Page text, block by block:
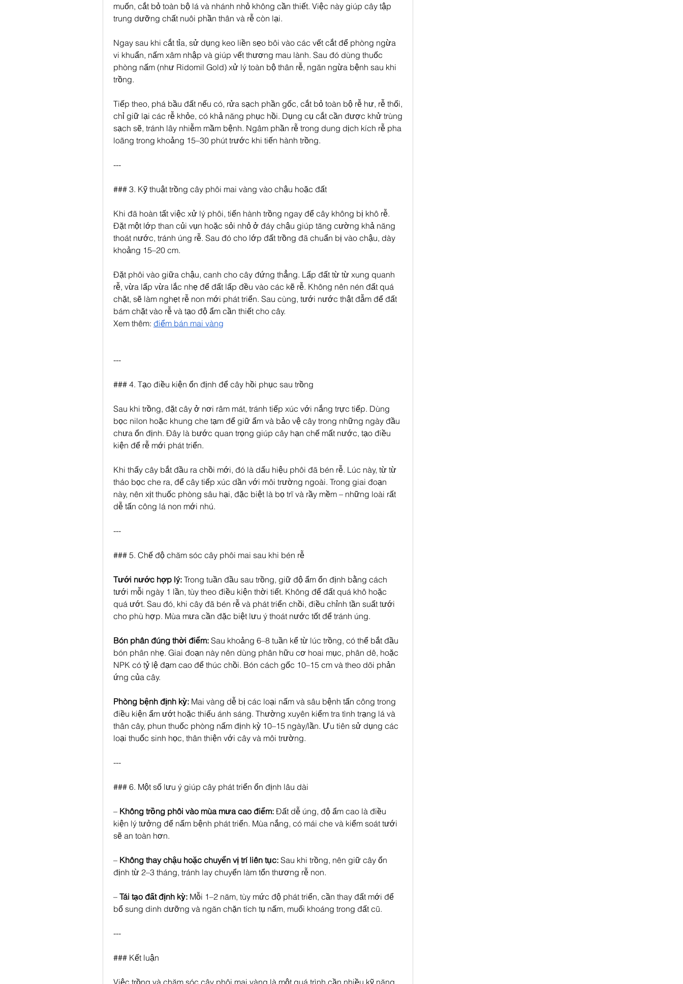
muốn, cắt bỏ toàn bộ lá và nhánh nhỏ không cần thiết. Việc này giúp cây tập
trung dưỡng chất nuôi phần thân và rễ còn lại.
Ngay sau khi cắt tỉa, sử dụng keo liền sẹo bôi vào các vết cắt để phòng ngừa
vi khuẩn, nấm xâm nhập và giúp vết thương mau lành. Sau đó dùng thuốc
phòng nấm (như Ridomil Gold) xử lý toàn bộ thân rễ, ngăn ngừa bệnh sau khi
trồng.
Tiếp theo, phá bầu đất nếu có, rửa sạch phần gốc, cắt bỏ toàn bộ rễ hư, rễ thối,
chỉ giữ lại các rễ khỏe, có khả năng phục hồi. Dụng cụ cắt cần được khử trùng
sạch sẽ, tránh lây nhiễm mầm bệnh. Ngâm phần rễ trong dung dịch kích rễ pha
loãng trong khoảng 15–30 phút trước khi tiến hành trồng.
---
### 3. Kỹ thuật trồng cây phôi mai vàng vào chậu hoặc đất
Khi đã hoàn tất việc xử lý phôi, tiến hành trồng ngay để cây không bị khô rễ.
Đặt một lớp than củi vụn hoặc sỏi nhỏ ở đáy chậu giúp tăng cường khả năng
thoát nước, tránh úng rễ. Sau đó cho lớp đất trồng đã chuẩn bị vào chậu, dày
khoảng 15–20 cm.
Đặt phôi vào giữa chậu, canh cho cây đứng thẳng. Lấp đất từ từ xung quanh
rễ, vừa lấp vừa lắc nhẹ để đất lấp đều vào các kẽ rễ. Không nên nén đất quá
chặt, sẽ làm nghẹt rễ non mới phát triển. Sau cùng, tưới nước thật đẫm để đất
bám chặt vào rễ và tạo độ ẩm cần thiết cho cây.
Xem thêm: điểm bán mai vàng
---
### 4. Tạo điều kiện ổn định để cây hồi phục sau trồng
Sau khi trồng, đặt cây ở nơi râm mát, tránh tiếp xúc với nắng trực tiếp. Dùng
bọc nilon hoặc khung che tạm để giữ ẩm và bảo vệ cây trong những ngày đầu
chưa ổn định. Đây là bước quan trọng giúp cây hạn chế mất nước, tạo điều
kiện để rễ mới phát triển.
Khi thấy cây bắt đầu ra chồi mới, đó là dấu hiệu phôi đã bén rễ. Lúc này, từ từ
tháo bọc che ra, để cây tiếp xúc dần với môi trường ngoài. Trong giai đoạn
này, nên xịt thuốc phòng sâu hại, đặc biệt là bọ trĩ và rầy mềm – những loài rất
dễ tấn công lá non mới nhú.
---
### 5. Chế độ chăm sóc cây phôi mai sau khi bén rễ
Tưới nước hợp lý: Trong tuần đầu sau trồng, giữ độ ẩm ổn định bằng cách
tưới mỗi ngày 1 lần, tùy theo điều kiện thời tiết. Không để đất quá khô hoặc
quá ướt. Sau đó, khi cây đã bén rễ và phát triển chồi, điều chỉnh tần suất tưới
cho phù hợp. Mùa mưa cần đặc biệt lưu ý thoát nước tốt để tránh úng.
Bón phân đúng thời điểm: Sau khoảng 6–8 tuần kể từ lúc trồng, có thể bắt đầu
bón phân nhẹ. Giai đoạn này nên dùng phân hữu cơ hoai mục, phân dê, hoặc
NPK có tỷ lệ đạm cao để thúc chồi. Bón cách gốc 10–15 cm và theo dõi phản
ứng của cây.
Phòng bệnh định kỳ: Mai vàng dễ bị các loại nấm và sâu bệnh tấn công trong
điều kiện ẩm ướt hoặc thiếu ánh sáng. Thường xuyên kiểm tra tình trạng lá và
thân cây, phun thuốc phòng nấm định kỳ 10–15 ngày/lần. Ưu tiên sử dụng các
loại thuốc sinh học, thân thiện với cây và môi trường.
---
### 6. Một số lưu ý giúp cây phát triển ổn định lâu dài
– Không trồng phôi vào mùa mưa cao điểm: Đất dễ úng, độ ẩm cao là điều
kiện lý tưởng để nấm bệnh phát triển. Mùa nắng, có mái che và kiểm soát tưới
sẽ an toàn hơn.
– Không thay chậu hoặc chuyển vị trí liên tục: Sau khi trồng, nên giữ cây ổn
định từ 2–3 tháng, tránh lay chuyển làm tổn thương rễ non.
– Tái tạo đất định kỳ: Mỗi 1–2 năm, tùy mức độ phát triển, cần thay đất mới để
bổ sung dinh dưỡng và ngăn chặn tích tụ nấm, muối khoáng trong đất cũ.
---
### Kết luận